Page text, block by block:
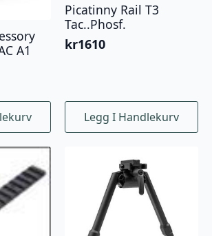
A1
Picatinny Rail T3
Tac..Phosf.
kr1610
Legg I Handlekurv